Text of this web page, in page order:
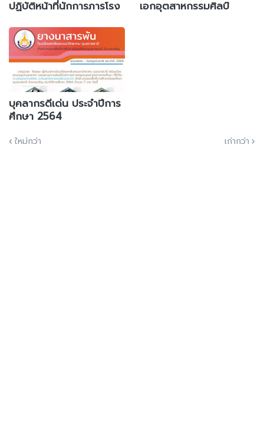
ปฏิบัติหน้าที่นักการภารโรง
เอกอุตสาหกรรมศิลป์
บุคลากรดีเด่น ประจำปีการ
ศึกษา 2564
ใหม่กว่า เก่ากว่า